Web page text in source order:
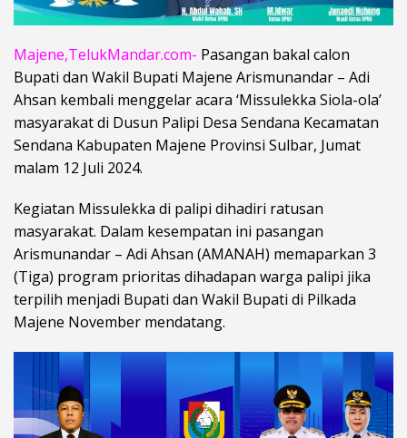
Majene,TelukMandar.com- Pasangan bakal calon
Bupati dan Wakil Bupati Majene Arismunandar – Adi
Ahsan kembali menggelar acara ‘Missulekka Siola-ola’
masyarakat di Dusun Palipi Desa Sendana Kecamatan
Sendana Kabupaten Majene Provinsi Sulbar, Jumat
malam 12 Juli 2024.
Kegiatan Missulekka di palipi dihadiri ratusan
masyarakat. Dalam kesempatan ini pasangan
Arismunandar – Adi Ahsan (AMANAH) memaparkan 3
(Tiga) program prioritas dihadapan warga palipi jika
terpilih menjadi Bupati dan Wakil Bupati di Pilkada
Majene November mendatang.